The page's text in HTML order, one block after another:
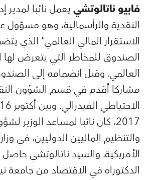
فابيو ناتالوتشييعمل نائبا لمدير
النقدية والرأسمالية، وهو مسؤول
الاستقرار المالي العالمي" الذي
الصندوق للمخاطر التي يتعرض لها
العالمي. وقبل انضمامه إلى
مشاركا أقدم في قسم الشؤون
2017، كان نائبا لمساعد الوزير
والتنظيم الماليين الدوليين، في
الأمريكية. والسيد ناتالوتشي
الدكتوراه في الاقتصاد من جامعة